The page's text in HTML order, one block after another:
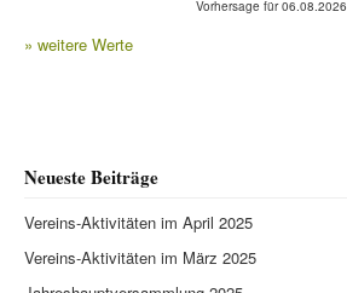
Vorhersage für 06.08.2026
» weitere Werte
Neueste Beiträge
Vereins-Aktivitäten im April 2025
Vereins-Aktivitäten im März 2025